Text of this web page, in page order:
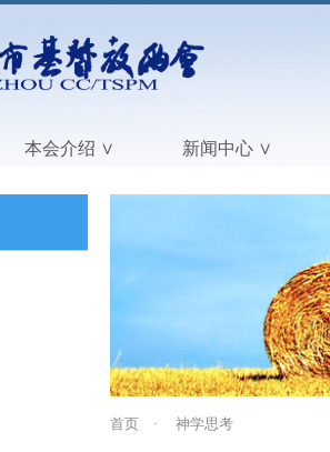
本会介绍 ∨ 新闻中心 ∨
首页 · 神学思考